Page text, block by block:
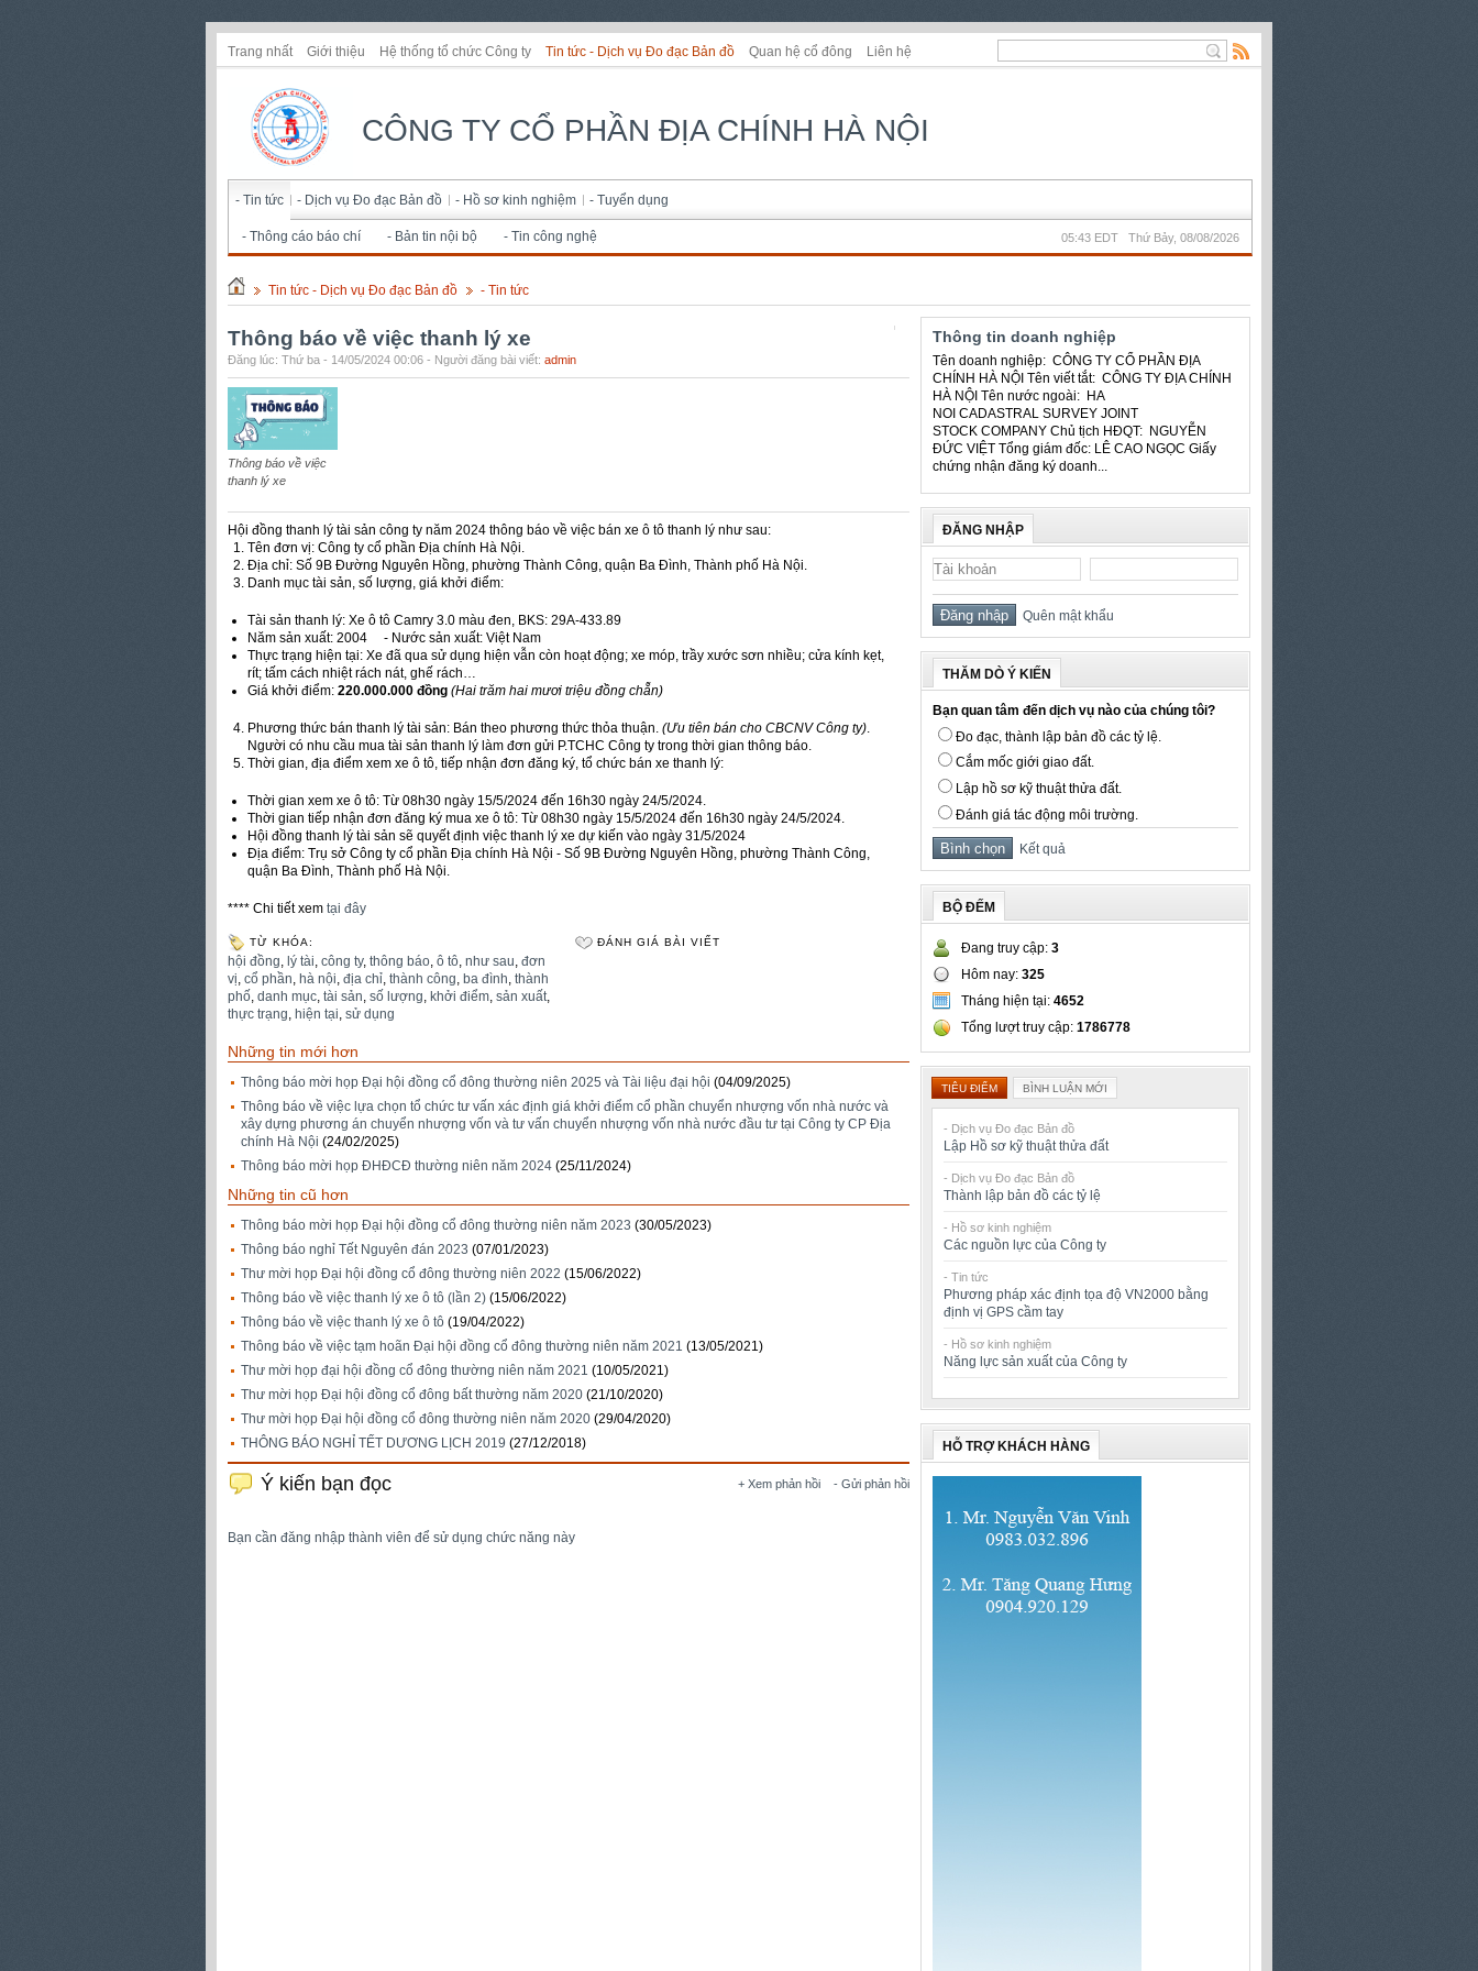
Trang nhất Giới thiệu Hệ thống tổ chức Công ty Tin tức - Dịch vụ Đo đạc Bản đồ Quan hệ cổ đông Liên hệ
CÔNG TY CỔ PHẦN ĐỊA CHÍNH HÀ NỘI
- Tin tức
- Thông cáo báo chí - Bản tin nội bộ - Tin công nghệ
- Dịch vụ Đo đạc Bản đồ - Hồ sơ kinh nghiệm - Tuyển dụng
05:43 EDT Thứ Bảy, 08/08/2026
Tin tức - Dịch vụ Đo đạc Bản đồ - Tin tức
Thông báo về việc thanh lý xe
Đăng lúc: Thứ ba - 14/05/2024 00:06 - Người đăng bài viết: admin
Thông báo về việc
thanh lý xe
Hội đồng thanh lý tài sản công ty năm 2024 thông báo về việc bán xe ô tô thanh lý như sau:
Tên đơn vị: Công ty cổ phần Địa chính Hà Nội.
Địa chỉ: Số 9B Đường Nguyên Hồng, phường Thành Công, quận Ba Đình, Thành phố Hà Nội.
Danh mục tài sản, số lượng, giá khởi điểm:
Tài sản thanh lý: Xe ô tô Camry 3.0 màu đen, BKS: 29A-433.89
Năm sản xuất: 2004 - Nước sản xuất: Việt Nam
Thực trạng hiện tại: Xe đã qua sử dụng hiện vẫn còn hoạt động; xe móp, trầy xước sơn nhiều; cửa kính kẹt,
rít; tấm cách nhiệt rách nát, ghế rách…
Giá khởi điểm: 220.000.000 đồng (Hai trăm hai mươi triệu đồng chẵn)
Phương thức bán thanh lý tài sản: Bán theo phương thức thỏa thuận. (Ưu tiên bán cho CBCNV Công ty).
Người có nhu cầu mua tài sản thanh lý làm đơn gửi P.TCHC Công ty trong thời gian thông báo.
Thời gian, địa điểm xem xe ô tô, tiếp nhận đơn đăng ký, tổ chức bán xe thanh lý:
Thời gian xem xe ô tô: Từ 08h30 ngày 15/5/2024 đến 16h30 ngày 24/5/2024.
Thời gian tiếp nhận đơn đăng ký mua xe ô tô: Từ 08h30 ngày 15/5/2024 đến 16h30 ngày 24/5/2024.
Hội đồng thanh lý tài sản sẽ quyết định việc thanh lý xe dự kiến vào ngày 31/5/2024
Địa điểm: Trụ sở Công ty cổ phần Địa chính Hà Nội - Số 9B Đường Nguyên Hồng, phường Thành Công,
quận Ba Đình, Thành phố Hà Nội.
**** Chi tiết xem tại đây
TỪ KHÓA:
hội đồng, lý tài, công ty, thông báo, ô tô, như sau, đơn
vị, cổ phần, hà nội, địa chỉ, thành công, ba đình, thành
phố, danh mục, tài sản, số lượng, khởi điểm, sản xuất,
thực trạng, hiện tại, sử dụng
ĐÁNH GIÁ BÀI VIẾT
Những tin mới hơn
Thông báo mời họp Đại hội đồng cổ đông thường niên 2025 và Tài liệu đại hội (04/09/2025)
Thông báo về việc lựa chọn tổ chức tư vấn xác định giá khởi điểm cổ phần chuyển nhượng vốn nhà nước và
xây dựng phương án chuyển nhượng vốn và tư vấn chuyển nhượng vốn nhà nước đầu tư tại Công ty CP Địa
chính Hà Nội (24/02/2025)
Thông báo mời họp ĐHĐCĐ thường niên năm 2024 (25/11/2024)
Những tin cũ hơn
Thông báo mời họp Đại hội đồng cổ đông thường niên năm 2023 (30/05/2023)
Thông báo nghỉ Tết Nguyên đán 2023 (07/01/2023)
Thư mời họp Đại hội đồng cổ đông thường niên 2022 (15/06/2022)
Thông báo về việc thanh lý xe ô tô (lần 2) (15/06/2022)
Thông báo về việc thanh lý xe ô tô (19/04/2022)
Thông báo về việc tạm hoãn Đại hội đồng cổ đông thường niên năm 2021 (13/05/2021)
Thư mời họp đại hội đồng cổ đông thường niên năm 2021 (10/05/2021)
Thư mời họp Đại hội đồng cổ đông bất thường năm 2020 (21/10/2020)
Thư mời họp Đại hội đồng cổ đông thường niên năm 2020 (29/04/2020)
THÔNG BÁO NGHỈ TẾT DƯƠNG LỊCH 2019 (27/12/2018)
+ Xem phản hồi - Gửi phản hồi
Ý kiến bạn đọc
Bạn cần đăng nhập thành viên để sử dụng chức năng này
Thông tin doanh nghiệp
Tên doanh nghiệp: CÔNG TY CỔ PHẦN ĐỊA
CHÍNH HÀ NỘI Tên viết tắt: CÔNG TY ĐỊA CHÍNH
HÀ NỘI Tên nước ngoài: HA
NOI CADASTRAL SURVEY JOINT
STOCK COMPANY Chủ tịch HĐQT: NGUYỄN
ĐỨC VIỆT Tổng giám đốc: LÊ CAO NGỌC Giấy
chứng nhận đăng ký doanh...
ĐĂNG NHẬP
Quên mật khẩu
THĂM DÒ Ý KIẾN
Bạn quan tâm đến dịch vụ nào của chúng tôi?
Đo đạc, thành lập bản đồ các tỷ lệ.
Cắm mốc giới giao đất.
Lập hồ sơ kỹ thuật thửa đất.
Đánh giá tác động môi trường.
Kết quả
BỘ ĐẾM
Đang truy cập: 3
Hôm nay: 325
Tháng hiện tại: 4652
Tổng lượt truy cập: 1786778
TIÊU ĐIỂM BÌNH LUẬN MỚI
- Dịch vụ Đo đạc Bản đồ
Lập Hồ sơ kỹ thuật thửa đất
- Dịch vụ Đo đạc Bản đồ
Thành lập bản đồ các tỷ lệ
- Hồ sơ kinh nghiệm
Các nguồn lực của Công ty
- Tin tức
Phương pháp xác định tọa độ VN2000 bằng
định vị GPS cầm tay
- Hồ sơ kinh nghiệm
Năng lực sản xuất của Công ty
HỖ TRỢ KHÁCH HÀNG